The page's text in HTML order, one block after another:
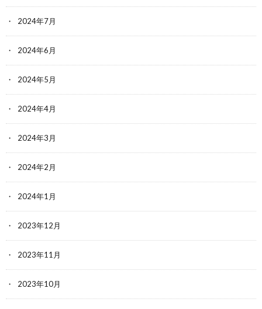
2024年7月
2024年6月
2024年5月
2024年4月
2024年3月
2024年2月
2024年1月
2023年12月
2023年11月
2023年10月